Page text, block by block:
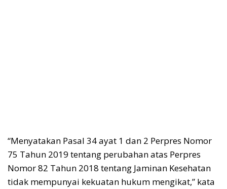
“Menyatakan Pasal 34 ayat 1 dan 2 Perpres Nomor
75 Tahun 2019 tentang perubahan atas Perpres
Nomor 82 Tahun 2018 tentang Jaminan Kesehatan
tidak mempunyai kekuatan hukum mengikat,” kata